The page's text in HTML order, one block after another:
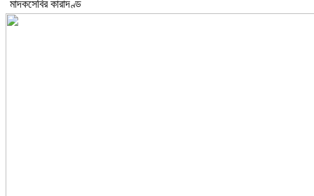
মাদকসেবির কারাদণ্ড